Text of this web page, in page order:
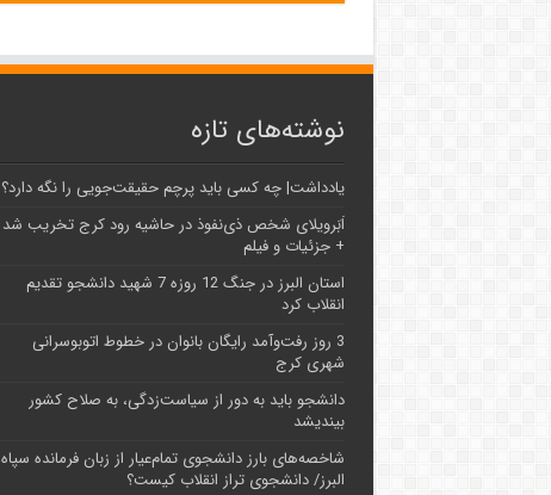
نوشته‌های تازه
یادداشت| ‌چه کسی باید پرچم حقیقت‌جویی را نگه دارد؟
اَبَر‌ویلای شخص ذی‌نفوذ در حاشیه‌ رود کرج تخریب شد
+ جزئیات و فیلم
استان البرز در جنگ 12 روزه 7 شهید دانشجو تقدیم
انقلاب کرد
3 روز رفت‌وآمد رایگان بانوان در خطوط اتوبوسرانی
شهری کرج
دانشجو باید به دور از سیاست‌زدگی، به صلاح کشور
بیندیشد
شاخصه‌های بارز دانشجوی تمام‌عیار از زبان فرمانده سپاه
البرز/ دانشجوی تراز انقلاب کیست؟